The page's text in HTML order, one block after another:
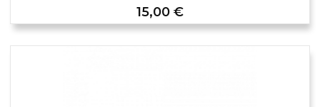
Prix
15,00 €